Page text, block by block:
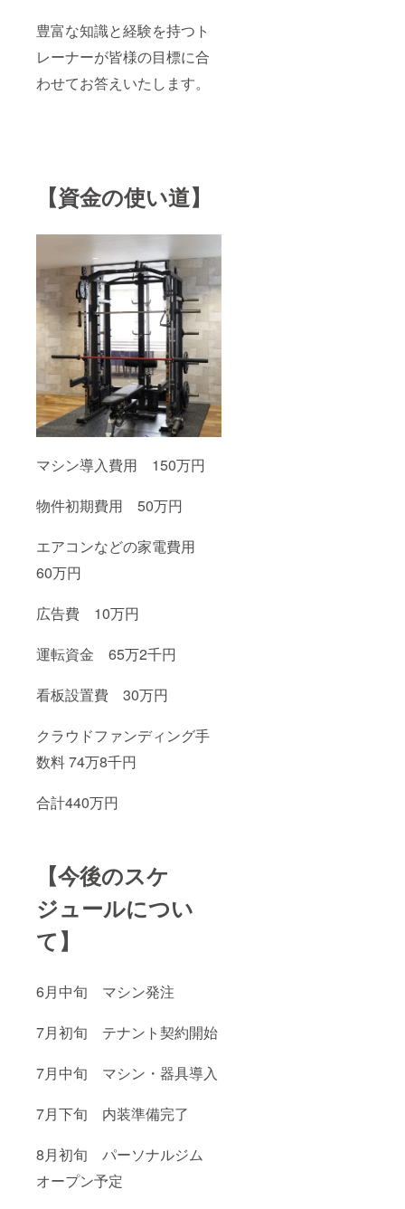
豊富な知識と経験を持つト
レーナーが皆様の目標に合
わせてお答えいたします。
【資金の使い道】
マシン導入費用 150万円
物件初期費用 50万円
エアコンなどの家電費用
60万円
広告費 10万円
運転資金 65万2千円
看板設置費 30万円
クラウドファンディング手
数料 74万8千円
合計440万円
【今後のスケ
ジュールについ
て】
6月中旬 マシン発注
7月初旬 テナント契約開始
7月中旬 マシン・器具導入
7月下旬 内装準備完了
8月初旬 パーソナルジム
オープン予定